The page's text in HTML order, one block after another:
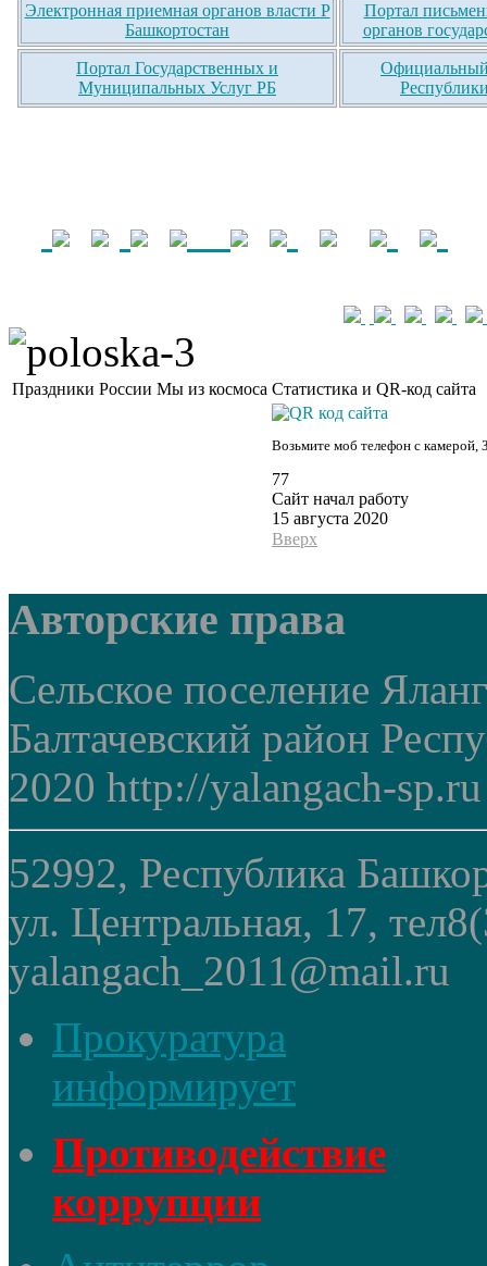
Электронная приемная органов власти Р
Башкортостан
Портал
органов
Портал Государственных и
Муниципальных Услуг РБ
Официальный
Праздники России Мы из космоса Статистика и QR-код сайта
Возьмите моб телефон с камерой,
77
Сайт начал работу
15 августа 2020
Вверх
Авторские права
Сельское поселение
Балтачевский район
2020 http://yalangach-sp.ru
52992, Республика
ул. Центральная, 17,
yalangach_2011@mail.ru
Прокуратура
информирует
Противодействие
коррупции